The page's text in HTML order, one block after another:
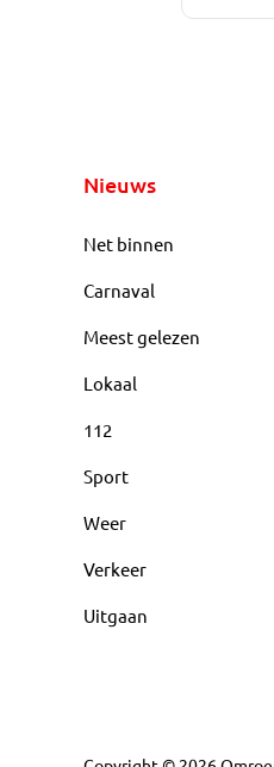
Nieuws
Net binnen
Carnaval
Meest gelezen
Lokaal
112
Sport
Weer
Verkeer
Uitgaan